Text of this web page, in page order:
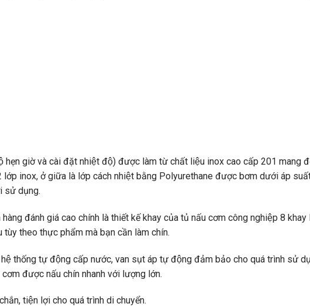
hẹn giờ và cài đặt nhiệt độ) được làm từ chất liệu inox cao cấp 201 mang
lớp inox, ở giữa là lớp cách nhiệt bằng Polyurethane được bơm dưới áp
sử dụng.
đánh giá cao chính là thiết kế khay của tủ nấu cơm công nghiệp 8
theo thực phẩm mà bạn cần làm chín.
thống tự động cấp nước, van sụt áp tự động đảm bảo cho quá trình sử
được nấu chín nhanh với lượng lớn.
tiện lợi cho quá trình di chuyển.